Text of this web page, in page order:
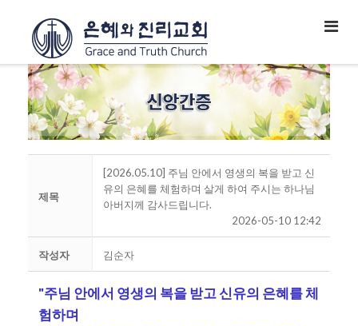
제목
[2026.05.10] 주님 안에서 영생의 복을 받고 신
유의 은혜를 체험하며 살게 하여 주시는 하나님
아버지께 감사드립니다.
2026-05-10 12:42
작성자 김순자
"주님 안에서 영생의 복을 받고 신유의 은혜를 체
험하며